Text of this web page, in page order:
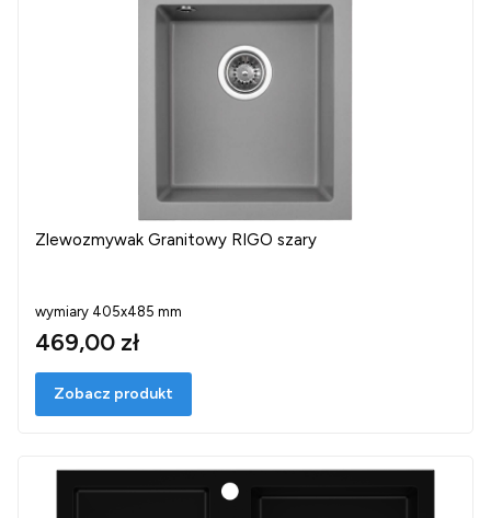
Zlewozmywak Granitowy RIGO szary
wymiary 405x485 mm
469,00 zł
Zobacz produkt